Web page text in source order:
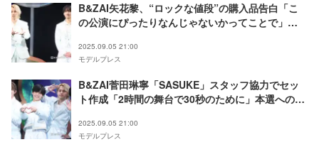
B&ZAI矢花黎、“ロックな値段”の購入品告白「こ
の公演にぴったりなんじゃないかってことで」
2025.09.05 21:00
モデルプレス
B&ZAI菅田琳寧「SASUKE」スタッフ協力でセッ
ト作成「2時間の舞台で30秒のために」本選への意
2025.09.05 21:00
モデルプレス